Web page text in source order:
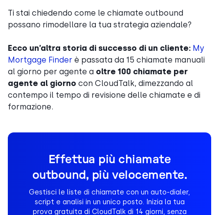
Ti stai chiedendo come le chiamate outbound
possano rimodellare la tua strategia aziendale?
Ecco un’altra storia di successo di un cliente: My
Mortgage Finder è passata da 15 chiamate manuali
al giorno per agente a oltre 100 chiamate per
agente al giorno con CloudTalk, dimezzando al
contempo il tempo di revisione delle chiamate e di
formazione.
Effettua più chiamate
outbound, più velocemente.
Gestisci le liste di chiamate con un auto-dialer,
script e analisi in un unico posto. Inizia la tua
prova gratuita di CloudTalk di 14 giorni, senza